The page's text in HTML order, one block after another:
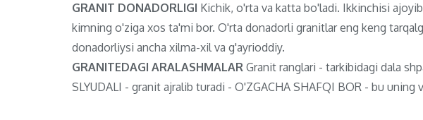
GRANIT DONADORLIGI Kichik, o'rta va katta bo'ladi. Ikkinchisi
kimning o'ziga xos ta'mi bor. O'rta donadorli granitlar eng keng
donadorliysi ancha xilma-xil va g'ayrioddiy.
GRANITEDAGI ARALASHMALAR Granit ranglari - tarkibidagi dala
SLYUDALI - granit ajralib turadi - O'ZGACHA SHAFQI BOR - bu uning